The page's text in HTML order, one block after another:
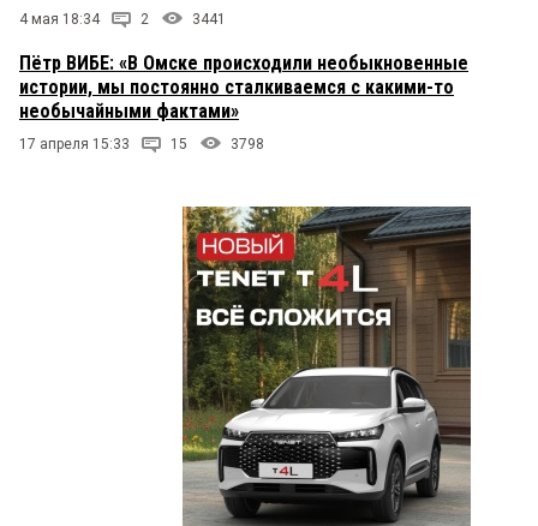
4 мая 18:34 2 3441
Пётр ВИБЕ: «В Омске происходили необыкновенные
истории, мы постоянно сталкиваемся с какими-то
необычайными фактами»
17 апреля 15:33 15 3798